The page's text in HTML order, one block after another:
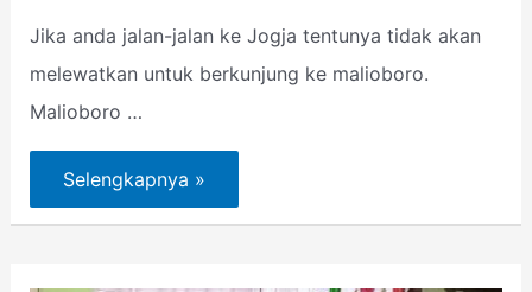
Jika anda jalan-jalan ke Jogja tentunya tidak akan
melewatkan untuk berkunjung ke malioboro.
Malioboro …
Selengkapnya »